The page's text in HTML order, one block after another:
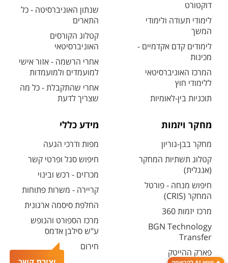
דוקטורט
לימודי תעודה ולימודי
המשך
לימודים קדם אקדמיים -
מכינות
המרכז האוניברסיטאי
ללימודי חוץ
תוכניות בין-לאומיות
שנתון האוניברסיטה - כל
התארים
קטלוג הקורסים
האוניברסיטאי
אחרי הרשמה - אזור אישי
למועמדים ולמועמדות
אחרי שהתקבלת - כל מה
שצריך לדעת
מחקר ויזמות
מחקר בבן-גוריון
קטלוג תשתיות המחקר
(אנגלית)
חיפוש מנחה - פורטל
המחקר (CRIS)
מרכז יזמות 360
BGN Technology
Transfer
פארק ההייטק
מידע כללי
מפות ודרכי הגעה
חיפוש סגל ופרטי קשר
מכרזים - רכש ובינוי
קריירה - משרות פתוחות
החלפת סיסמה ארגונית
מרכז הספורט והנופש
ע"ש סילבן אדמס
חירום